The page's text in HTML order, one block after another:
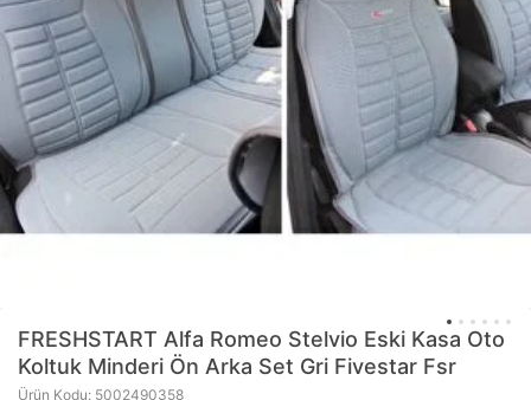
FRESHSTART Alfa Romeo Stelvio Eski Kasa Oto
Koltuk Minderi Ön Arka Set Gri Fivestar Fsr
Ürün Kodu: 5002490358